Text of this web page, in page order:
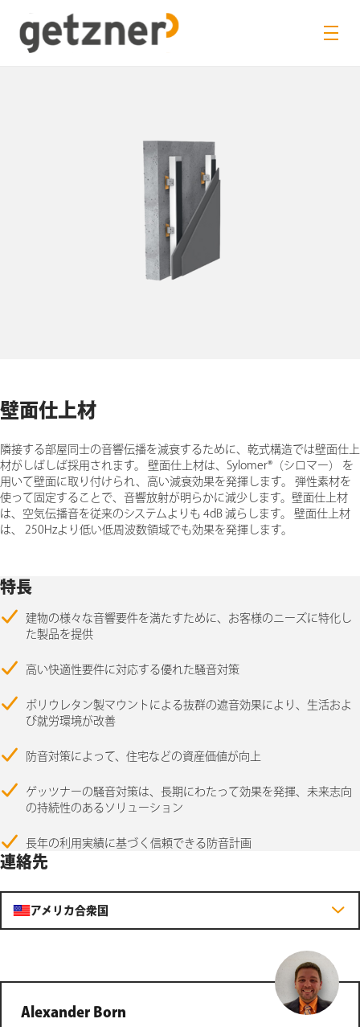
壁面仕上材
隣接する部屋同士の音響伝播を減衰するために、乾式構造では壁面仕上
材がしばしば採用されます。 壁面仕上材は、Sylomer®（シロマー） を
用いて壁面に取り付けられ、高い減衰効果を発揮します。 弾性素材を
使って固定することで、音響放射が明らかに減少します。壁面仕上材
は、空気伝播音を従来のシステムよりも 4dB 減らします。 壁面仕上材
は、 250Hzより低い低周波数領域でも効果を発揮します。
特長
建物の様々な音響要件を満たすために、お客様のニーズに特化し
た製品を提供
高い快適性要件に対応する優れた騒音対策
ポリウレタン製マウントによる抜群の遮音効果により、生活およ
び就労環境が改善
防音対策によって、住宅などの資産価値が向上
ゲッツナーの騒音対策は、長期にわたって効果を発揮、未来志向
の持続性のあるソリューション
長年の利用実績に基づく信頼できる防音計画
連絡先
アメリカ合衆国
Alexander Born